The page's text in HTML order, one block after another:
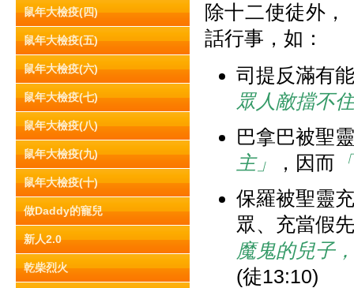
鼠年大檢疫(四)
鼠年大檢疫(五)
鼠年大檢疫(六)
鼠年大檢疫(七)
鼠年大檢疫(八)
鼠年大檢疫(九)
鼠年大檢疫(十)
做Daddy的寵兒
新人2.0
乾柴烈火
除十二使徒外
話行事，如：
司提反滿有
眾人敵擋不
巴拿巴被聖
主」
，因而
保羅被聖靈
眾、充當假
魔鬼的兒子
(徒13:10)